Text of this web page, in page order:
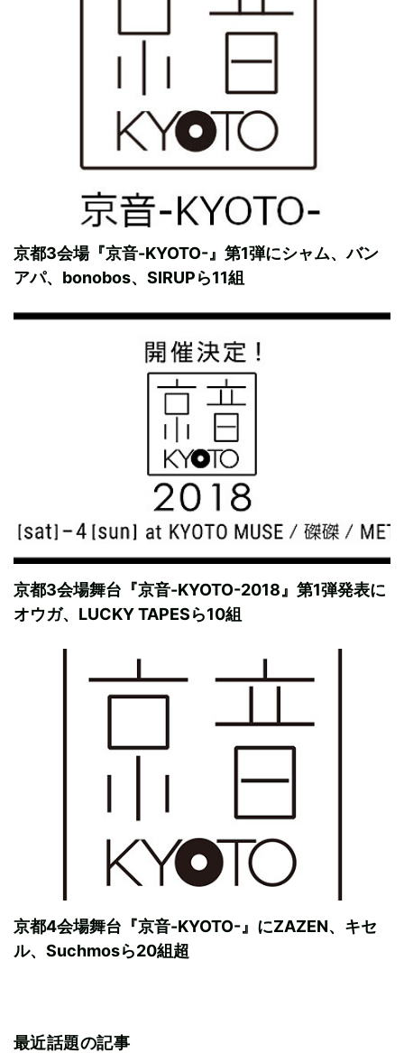
京都3会場『京音-KYOTO-』第1弾にシャム、バン
アパ、bonobos、SIRUPら11組
京都3会場舞台『京音-KYOTO-2018』第1弾発表に
オウガ、LUCKY TAPESら10組
京都4会場舞台『京音-KYOTO-』にZAZEN、キセ
ル、Suchmosら20組超
最近話題の記事